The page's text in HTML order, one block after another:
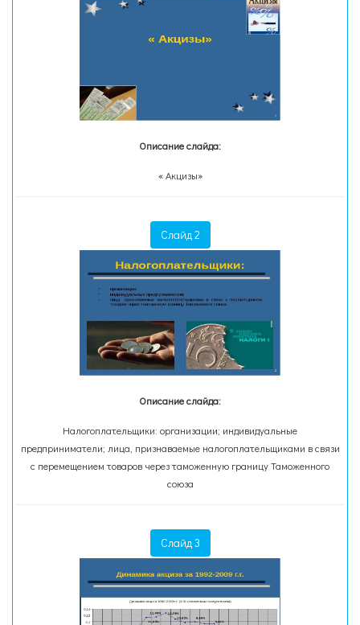
Описание слайда:
« Акцизы»
Слайд 2
Описание слайда:
Налогоплательщики: организации; индивидуальные
предприниматели; лица, признаваемые налогоплательщиками в связи
с перемещением товаров через таможенную границу Таможенного
союза
Слайд 3